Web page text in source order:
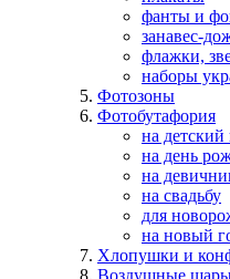
фанты и
занавес-
флажки,
наборы
Фотозоны
Фотобутафория
на детский
на день
на
на свадьбу
для
на новый
Хлопушки и
Воздушные